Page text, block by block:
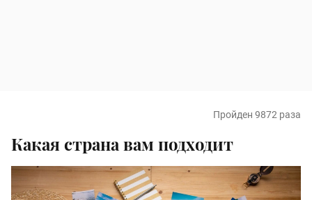
Пройден 9872 раза
Какая страна вам подходит